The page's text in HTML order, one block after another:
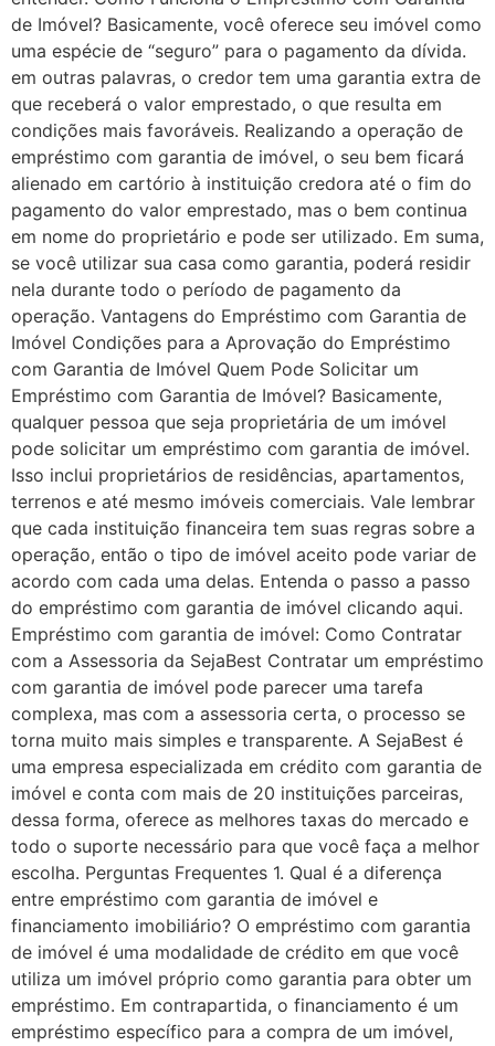
de Imóvel? Basicamente, você oferece seu imóvel como
uma espécie de “seguro” para o pagamento da dívida.
em outras palavras, o credor tem uma garantia extra de
que receberá o valor emprestado, o que resulta em
condições mais favoráveis. Realizando a operação de
empréstimo com garantia de imóvel, o seu bem ficará
alienado em cartório à instituição credora até o fim do
pagamento do valor emprestado, mas o bem continua
em nome do proprietário e pode ser utilizado. Em suma,
se você utilizar sua casa como garantia, poderá residir
nela durante todo o período de pagamento da
operação. Vantagens do Empréstimo com Garantia de
Imóvel Condições para a Aprovação do Empréstimo
com Garantia de Imóvel Quem Pode Solicitar um
Empréstimo com Garantia de Imóvel? Basicamente,
qualquer pessoa que seja proprietária de um imóvel
pode solicitar um empréstimo com garantia de imóvel.
Isso inclui proprietários de residências, apartamentos,
terrenos e até mesmo imóveis comerciais. Vale lembrar
que cada instituição financeira tem suas regras sobre a
operação, então o tipo de imóvel aceito pode variar de
acordo com cada uma delas. Entenda o passo a passo
do empréstimo com garantia de imóvel clicando aqui.
Empréstimo com garantia de imóvel: Como Contratar
com a Assessoria da SejaBest Contratar um empréstimo
com garantia de imóvel pode parecer uma tarefa
complexa, mas com a assessoria certa, o processo se
torna muito mais simples e transparente. A SejaBest é
uma empresa especializada em crédito com garantia de
imóvel e conta com mais de 20 instituições parceiras,
dessa forma, oferece as melhores taxas do mercado e
todo o suporte necessário para que você faça a melhor
escolha. Perguntas Frequentes 1. Qual é a diferença
entre empréstimo com garantia de imóvel e
financiamento imobiliário? O empréstimo com garantia
de imóvel é uma modalidade de crédito em que você
utiliza um imóvel próprio como garantia para obter um
empréstimo. Em contrapartida, o financiamento é um
empréstimo específico para a compra de um imóvel,